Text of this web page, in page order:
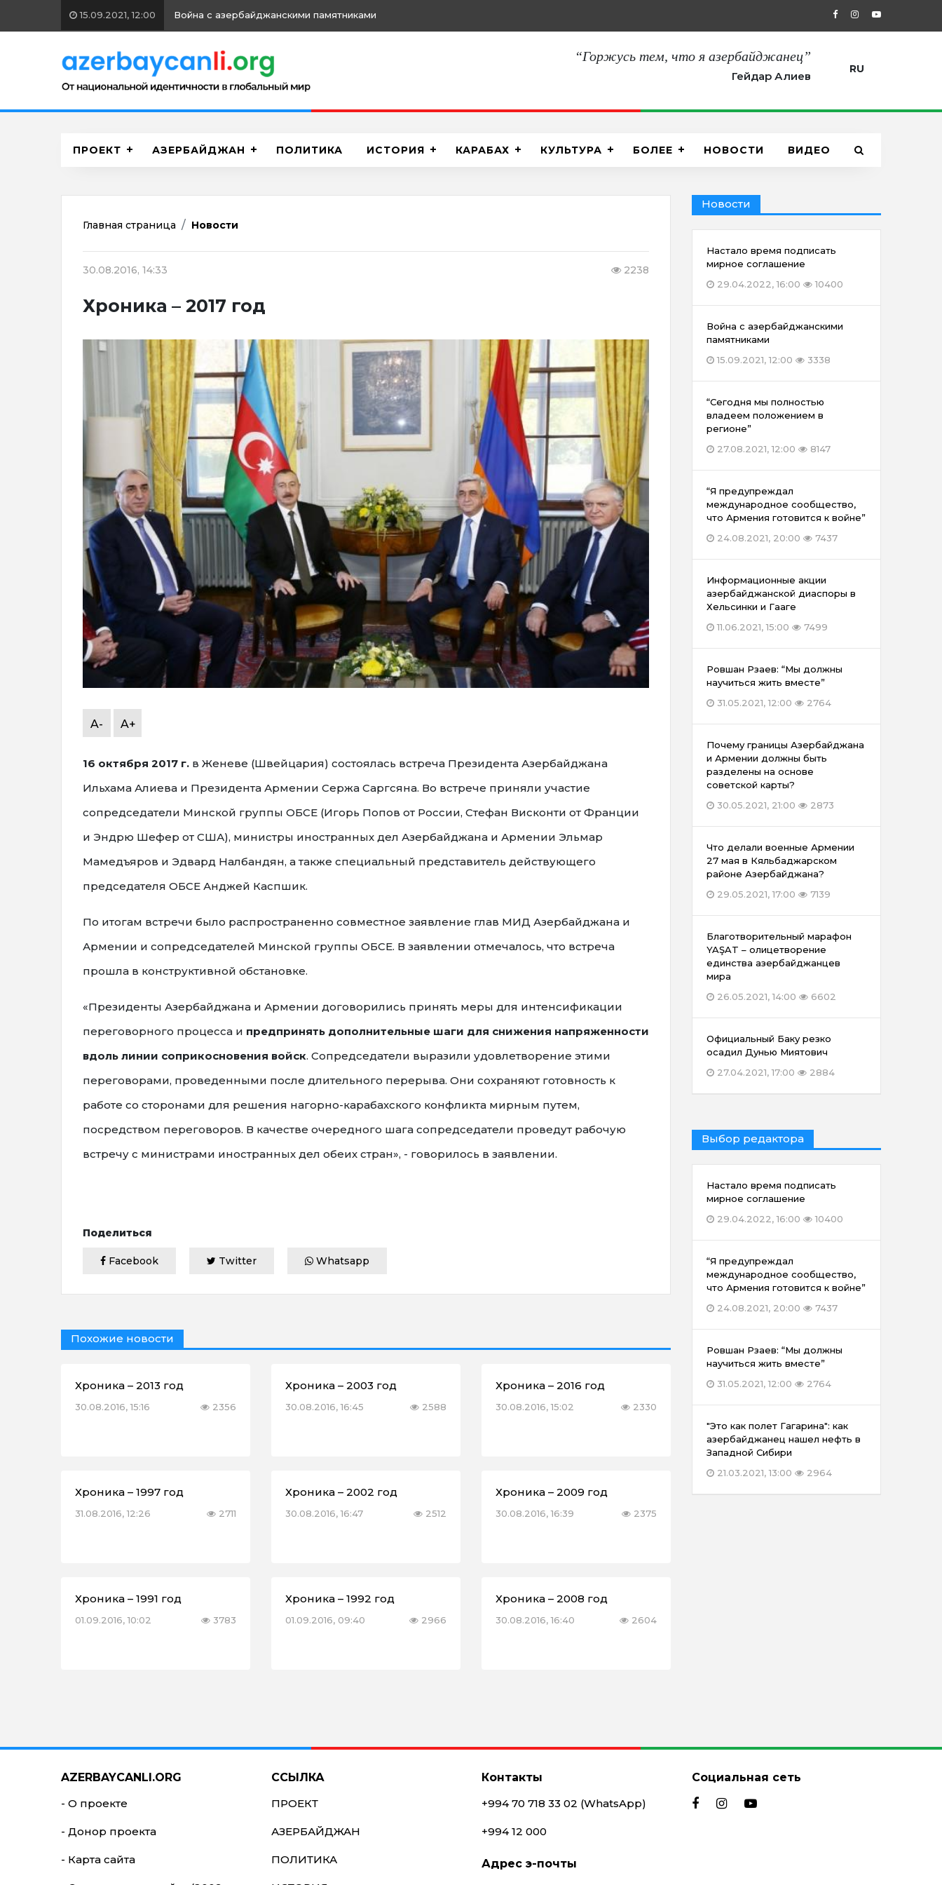
15.09.2021, 12:00 Война с азербайджанскими памятниками 27.08.2021, 12:00 “Сегодня мы
“Горжусь тем, что я азербайджанец”
Гейдар Алиев
RU
ПРОЕКТ АЗЕРБАЙДЖАН ПОЛИТИКА ИСТОРИЯ КАРАБАХ КУЛЬТУРА БОЛЕЕ НОВОСТИ ВИДЕО
Главная страница Новости
30.08.2016, 14:33 2238
Хроника – 2017 год
A- A+
16 октября 2017 г. в Женеве (Швейцария) состоялась встреча Президента Азербайджана
Ильхама Алиева и Президента Армении Сержа Саргсяна. Во встрече приняли участие
сопредседатели Минской группы ОБСЕ (Игорь Попов от России, Стефан Висконти от Франции
и Эндрю Шефер от США), министры иностранных дел Азербайджана и Армении Эльмар
Мамедъяров и Эдвард Налбандян, а также специальный представитель действующего
председателя ОБСЕ Анджей Каспшик.
По итогам встречи было распространенно совместное заявление глав МИД Азербайджана и
Армении и сопредседателей Минской группы ОБСЕ. В заявлении отмечалось, что встреча
прошла в конструктивной обстановке.
«Президенты Азербайджана и Армении договорились принять меры для интенсификации
переговорного процесса и предпринять дополнительные шаги для снижения напряженности
вдоль линии соприкосновения войск. Сопредседатели выразили удовлетворение этими
переговорами, проведенными после длительного перерыва. Они сохраняют готовность к
работе со сторонами для решения нагорно-карабахского конфликта мирным путем,
посредством переговоров. В качестве очередного шага сопредседатели проведут рабочую
встречу с министрами иностранных дел обеих стран», - говорилось в заявлении.
Поделиться
Facebook Twitter Whatsapp
Похожие новости
Хроника – 2013 год
30.08.2016, 15:16 2356
Хроника – 2003 год
30.08.2016, 16:45 2588
Хроника – 2016 год
30.08.2016, 15:02 2330
Хроника – 1997 год
31.08.2016, 12:26 2711
Хроника – 2002 год
30.08.2016, 16:47 2512
Хроника – 2009 год
30.08.2016, 16:39 2375
Хроника – 1991 год
01.09.2016, 10:02 3783
Хроника – 1992 год
01.09.2016, 09:40 2966
Хроника – 2008 год
30.08.2016, 16:40 2604
Новости
Настало время подписать
мирное соглашение
29.04.2022, 16:00
10400
Война с азербайджанскими
памятниками
15.09.2021, 12:00
3338
“Сегодня мы полностью
владеем положением в
регионе”
27.08.2021, 12:00
8147
“Я предупреждал
международное сообщество,
что Армения готовится к войне”
24.08.2021, 20:00
7437
Информационные акции
азербайджанской диаспоры в
Хельсинки и Гааге
11.06.2021, 15:00
7499
Ровшан Рзаев: “Мы должны
научиться жить вместе”
31.05.2021, 12:00
2764
Почему границы Азербайджана
и Армении должны быть
разделены на основе
советской карты?
30.05.2021, 21:00
2873
Что делали военные Армении
27 мая в Кяльбаджарском
районе Азербайджана?
29.05.2021, 17:00
7139
Благотворительный марафон
YAŞAT – олицетворение
единства азербайджанцев
мира
26.05.2021, 14:00
6602
Официальный Баку резко
осадил Дунью Миятович
27.04.2021, 17:00
2884
Выбор редактора
Настало время подписать
мирное соглашение
29.04.2022, 16:00
10400
“Я предупреждал
международное сообщество,
что Армения готовится к войне”
24.08.2021, 20:00
7437
Ровшан Рзаев: “Мы должны
научиться жить вместе”
31.05.2021, 12:00
2764
"Это как полет Гагарина": как
азербайджанец нашел нефть в
Западной Сибири
21.03.2021, 13:00
2964
AZERBAYCANLI.ORG
- О проекте
- Донор проекта
- Карта сайта
ССЫЛКА
ПРОЕКТ
АЗЕРБАЙДЖАН
ПОЛИТИКА
Контакты
+994 70 718 33 02 (WhatsApp)
+994 12 000
Адрес э-почты
Социальная сеть